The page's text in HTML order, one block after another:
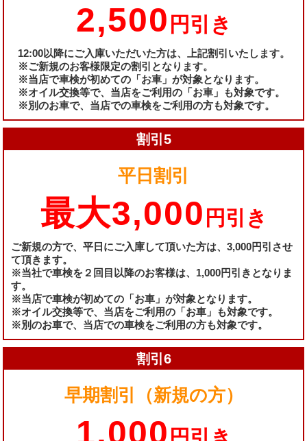
2,500 円引き
12:00以降にご入庫いただいた方は、上記割引いたします。
※ご新規のお客様限定の割引となります。
※当店で車検が初めての「お車」が対象となります。
※オイル交換等で、当店をご利用の「お車」も対象です。
※別のお車で、当店での車検をご利用の方も対象です。
割引5
平日割引
最大3,000 円引き
ご新規の方で、平日にご入庫して頂いた方は、3,000円引させ
て頂きます。
※当社で車検を２回目以降のお客様は、1,000円引きとなりま
す。
※当店で車検が初めての「お車」が対象となります。
※オイル交換等で、当店をご利用の「お車」も対象です。
※別のお車で、当店での車検をご利用の方も対象です。
割引6
早期割引（新規の方）
1,000